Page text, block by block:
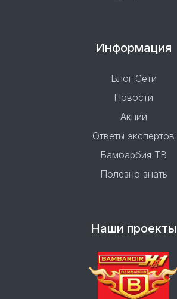
Информация
Блог Сети
Новости
Акции
Ответы экспертов
Бамбарбия ТВ
Полезно знать
Наши проекты